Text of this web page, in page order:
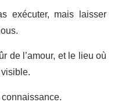
exécuter, mais laisser
de l’amour, et le lieu où